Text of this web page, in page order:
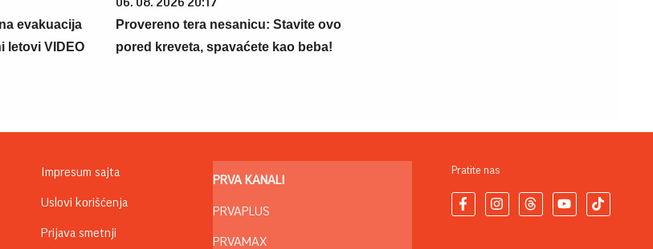
evakuacija
letovi VIDEO
Provereno tera nesanicu: Stavite ovo
pored kreveta, spavaćete kao beba!
Impresum sajta
Uslovi korišćenja
Prijava smetnji
PRVA KANALI
PRVAPLUS
PRVAMAX
Pratite nas